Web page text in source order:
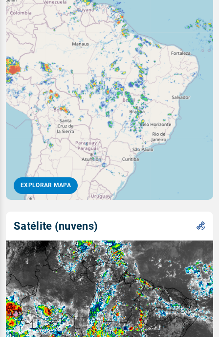
EXPLORAR MAPA
Satélite (nuvens)